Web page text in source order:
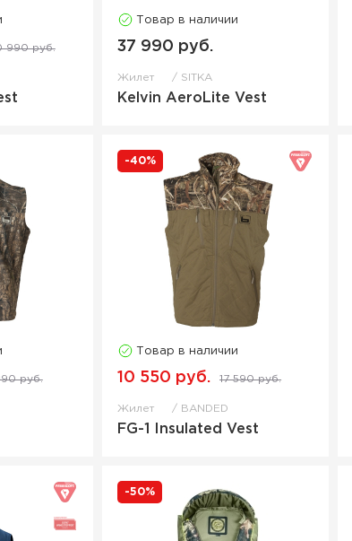
990 руб.
Товар в наличии
37 990 руб.
Жилет SITKA
Kelvin AeroLite Vest
руб.
-40%
Товар в наличии
10 550 руб. 17 590 руб.
Жилет BANDED
FG-1 Insulated Vest
-50%